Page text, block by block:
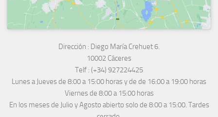
Dirección : Diego María Crehuet 6.
10002 Cáceres
Telf : (+34) 927224425
Lunes a Jueves de 8:00 a 15:00 horas y de de 16:00 a 19:00 horas
Viernes de 8:00 a 15:00 horas
En los meses de Julio y Agosto abierto solo de 8:00 a 15:00. Tardes